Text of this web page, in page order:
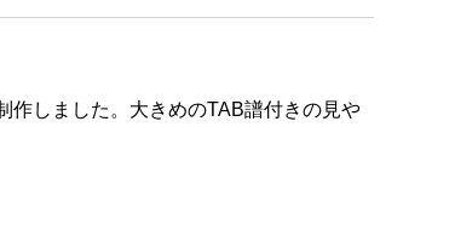
作しました。大きめのTAB譜付きの見や